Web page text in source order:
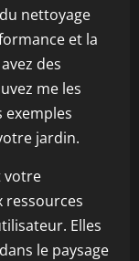
nettoyage
et la
des
me les
exemples
jardin.
votre
ressources
Elles
le paysage